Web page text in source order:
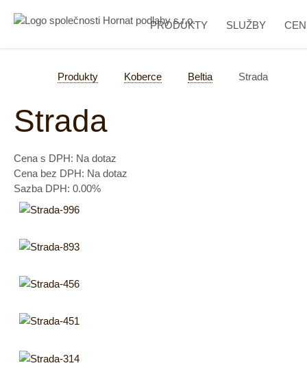
PRODUKTY SLUŽBY
Produkty Koberce Beltia Strada
Strada
Cena s DPH: Na dotaz
Cena bez DPH: Na dotaz
Sazba DPH: 0.00%